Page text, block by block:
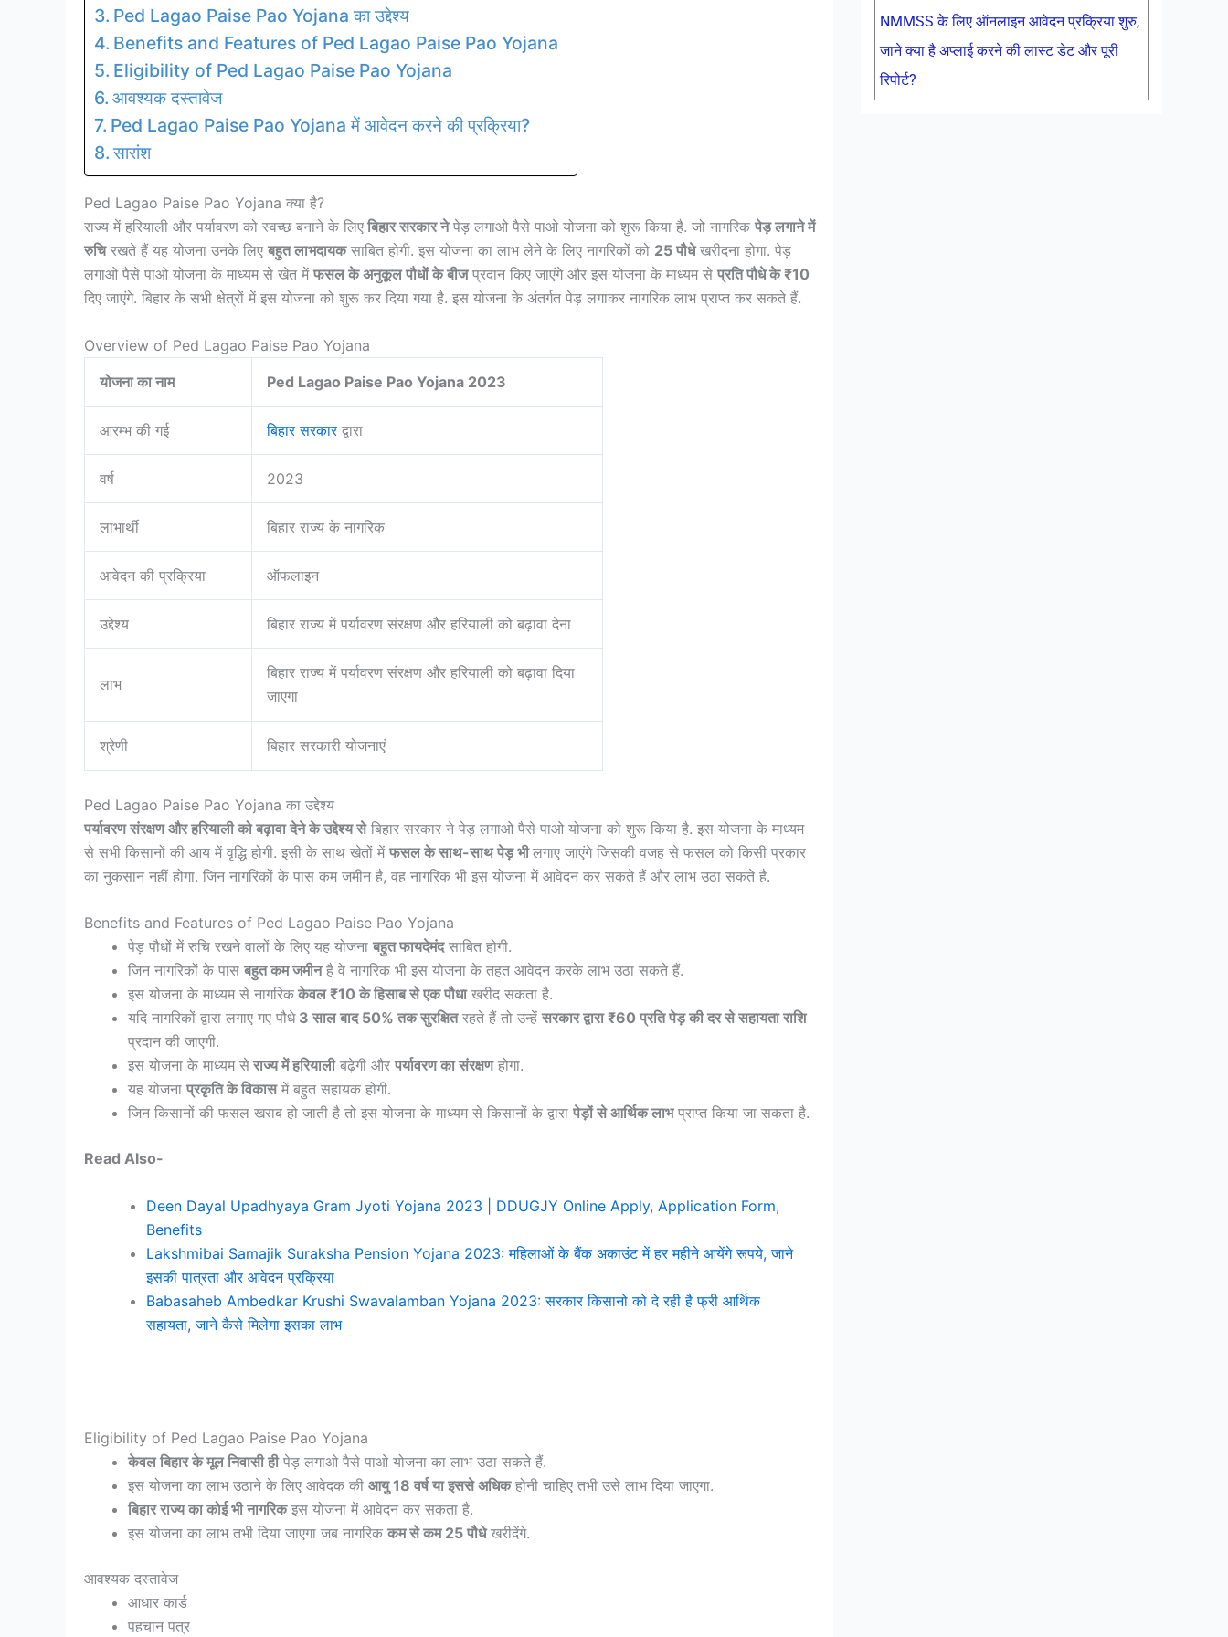
Ped Lagao Paise Pao Yojana का उद्देश्य
Benefits and Features of Ped Lagao Paise Pao Yojana
Eligibility of Ped Lagao Paise Pao Yojana
आवश्यक दस्तावेज
Ped Lagao Paise Pao Yojana में आवेदन करने की प्रक्रिया?
सारांश
Ped Lagao Paise Pao Yojana क्या है?
राज्य में हरियाली और पर्यावरण को स्वच्छ बनाने के लिए बिहार सरकार नेपेड़ लगाओ पैसे पाओ योजना को शुरू किया है. जो नागरिक पेड़ लगाने में
रुचिरखते हैं यह योजना उनके लिए बहुत लाभदायकसाबित होगी. इस योजना का लाभ लेने के लिए नागरिकों को 25 पौधेखरीदना होगा. पेड़
लगाओ पैसे पाओ योजना के माध्यम से खेत में फसल के अनुकूल पौधों के बीजप्रदान किए जाएंगे और इस योजना के माध्यम से प्रति पौधे के ₹10
दिए जाएंगे. बिहार के सभी क्षेत्रों में इस योजना को शुरू कर दिया गया है. इस योजना के अंतर्गत पेड़ लगाकर नागरिक लाभ प्राप्त कर सकते हैं.
Overview of Ped Lagao Paise Pao Yojana
योजना का नाम
Ped Lagao Paise Pao Yojana 2023
आरम्भ की गई बिहार सरकारद्वारा
वर्ष 2023
लाभार्थी बिहार राज्य के नागरिक
आवेदन की प्रक्रिया ऑफलाइन
उद्देश्य बिहार राज्य में पर्यावरण संरक्षण और हरियाली को बढ़ावा देना
लाभ
बिहार राज्य में पर्यावरण संरक्षण और हरियाली को बढ़ावा दिया
जाएगा
श्रेणी बिहार सरकारी योजनाएं
Ped Lagao Paise Pao Yojana का उद्देश्य
पर्यावरण संरक्षण और हरियाली को बढ़ावा देने के उद्देश्य सेबिहार सरकार ने पेड़ लगाओ पैसे पाओ योजना को शुरू किया है. इस योजना के माध्यम
से सभी किसानों की आय में वृद्धि होगी. इसी के साथ खेतों में फसल के साथ-साथ पेड़ भीलगाए जाएंगे जिसकी वजह से फसल को किसी प्रकार
का नुकसान नहीं होगा. जिन नागरिकों के पास कम जमीन है, वह नागरिक भी इस योजना में आवेदन कर सकते हैं और लाभ उठा सकते है.
Benefits and Features of Ped Lagao Paise Pao Yojana
पेड़ पौधों में रुचि रखने वालों के लिए यह योजना बहुत फायदेमंदसाबित होगी.
जिन नागरिकों के पास बहुत कम जमीनहै वे नागरिक भी इस योजना के तहत आवेदन करके लाभ उठा सकते हैं.
इस योजना के माध्यम से नागरिक केवल ₹10 के हिसाब से एक पौधाखरीद सकता है.
यदि नागरिकों द्वारा लगाए गए पौधे3 साल बाद 50% तक सुरक्षितरहते हैं तो उन्हें सरकार द्वारा ₹60 प्रति पेड़ की दर से सहायता राशि
प्रदान की जाएगी.
इस योजना के माध्यम से राज्य में हरियालीबढ़ेगी और पर्यावरण का संरक्षणहोगा.
यह योजना प्रकृति के विकासमें बहुत सहायक होगी.
जिन किसानों की फसल खराब हो जाती है तो इस योजना के माध्यम से किसानों के द्वारा पेड़ों से आर्थिक लाभप्राप्त किया जा सकता है.
Read Also-
Deen Dayal Upadhyaya Gram Jyoti Yojana 2023 | DDUGJY Online Apply, Application Form,
Benefits
Lakshmibai Samajik Suraksha Pension Yojana 2023: महिलाओं के बैंक अकाउंट में हर महीने आयेंगे रूपये, जाने
इसकी पात्रता और आवेदन प्रक्रिया
Babasaheb Ambedkar Krushi Swavalamban Yojana 2023: सरकार किसानो को दे रही है फ्री आर्थिक
सहायता, जाने कैसे मिलेगा इसका लाभ
Eligibility of Ped Lagao Paise Pao Yojana
केवल बिहार के मूल निवासी हीपेड़ लगाओ पैसे पाओ योजना का लाभ उठा सकते हैं.
इस योजना का लाभ उठाने के लिए आवेदक की आयु 18 वर्ष या इससे अधिकहोनी चाहिए तभी उसे लाभ दिया जाएगा.
बिहार राज्य का कोई भी नागरिकइस योजना में आवेदन कर सकता है.
इस योजना का लाभ तभी दिया जाएगा जब नागरिक कम से कम 25 पौधेखरीदेंगे.
आवश्यक दस्तावेज
आधार कार्ड
पहचान पत्र
NMMSS के लिए ऑनलाइन आवेदन प्रक्रिया शुरु,
जाने क्या है अप्लाई करने की लास्ट डेट और पूरी
रिपोर्ट?